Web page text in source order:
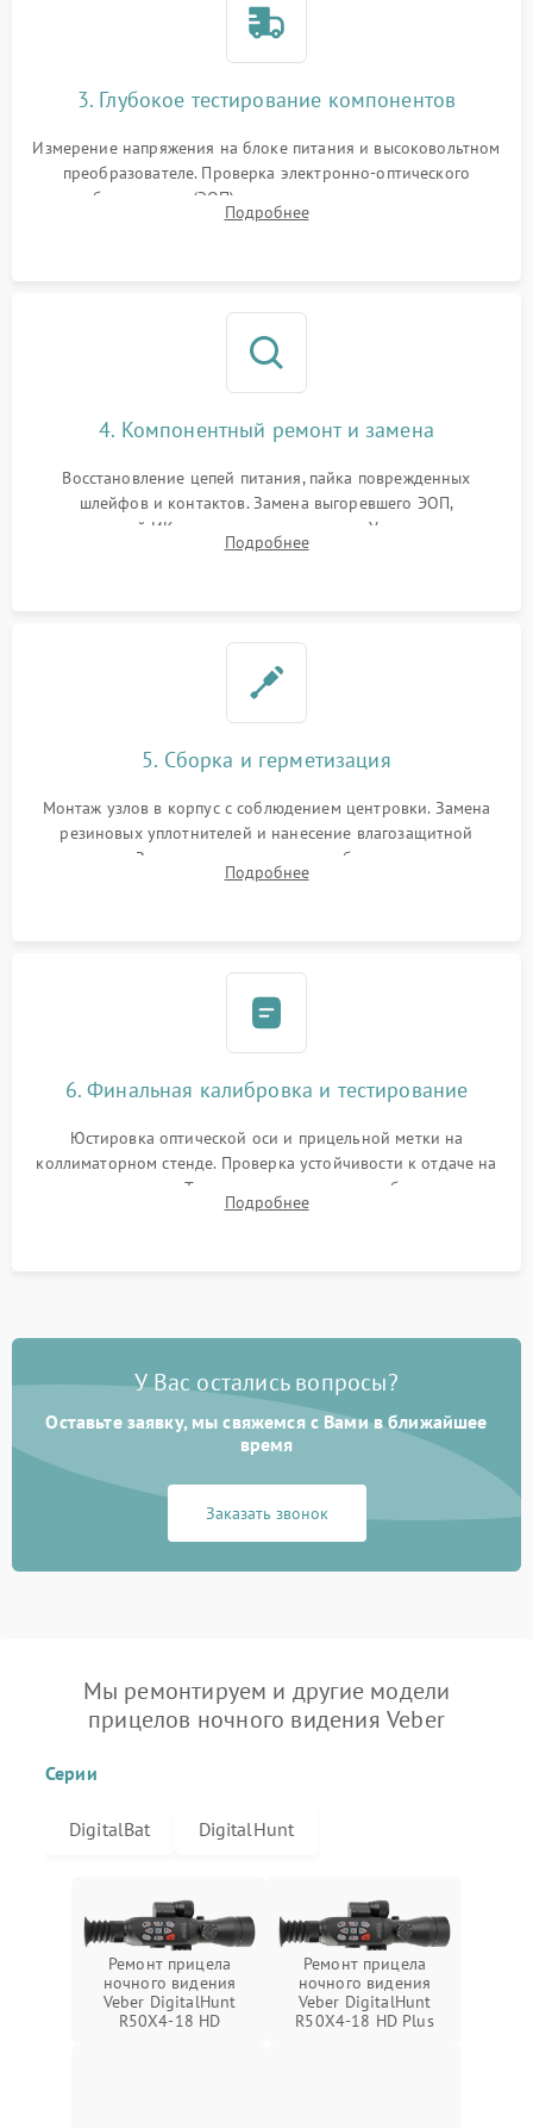
3. Глубокое тестирование компонентов
Измерение напряжения на блоке питания и высоковольтном
преобразователе. Проверка электронно-оптического
преобразователя (ЭОП) на стенде на предмет эмиссии,
шумов и засветок. Диагностика микросхем цифровых
Подробнее
4. Компонентный ремонт и замена
Восстановление цепей питания, пайка поврежденных
шлейфов и контактов. Замена выгоревшего ЭОП,
неисправной ИК-подсветки или матрицы. Ультразвуковая
очистка плат и удаление загрязнений с линз объектива и
Подробнее
5. Сборка и герметизация
Монтаж узлов в корпус с соблюдением центровки. Замена
резиновых уплотнителей и нанесение влагозащитной
смазки. Заполнение внутреннего объема прицела
осушенным азотом для предотвращения запотевания оптики
Подробнее
6. Финальная калибровка и тестирование
Юстировка оптической оси и прицельной метки на
коллиматорном стенде. Проверка устойчивости к отдаче на
ударном стенде. Тестирование качества изображения в
темноте, дальности обнаружения и корректной работы всех
Подробнее
У Вас остались вопросы?
Оставьте заявку, мы свяжемся с Вами в ближайшее
время
Заказать звонок
Мы ремонтируем и другие модели
прицелов ночного видения Veber
Серии
DigitalBat DigitalHunt
Ремонт прицела
ночного видения
Veber DigitalHunt
R50X4-18 HD
Ремонт прицела
ночного видения
Veber DigitalHunt
R50X4-18 HD Plus